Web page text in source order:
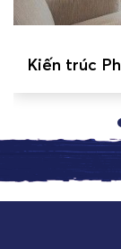
Kiến trúc